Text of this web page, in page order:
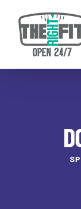
content